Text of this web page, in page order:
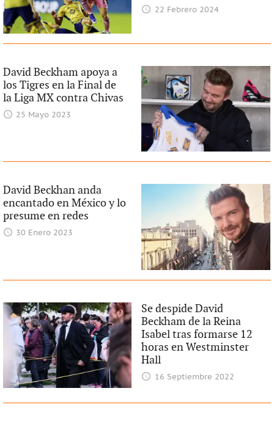
22 Febrero 2024
David Beckham apoya a
los Tigres en la Final de
la Liga MX contra Chivas
25 Mayo 2023
David Beckhan anda
encantado en México y lo
presume en redes
30 Enero 2023
Se despide David
Beckham de la Reina
Isabel tras formarse 12
horas en Westminster
Hall
16 Septiembre 2022